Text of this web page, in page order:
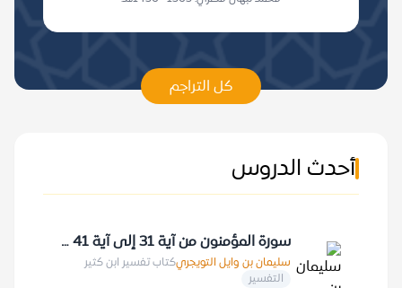
كل التراجم
أحدث الدروس
سورة المؤمنون من آية 31 إلى آية 41 29-3-1429 هـ
سليمان بن وايل التويجريكتاب تفسير ابن كثير
التفسير